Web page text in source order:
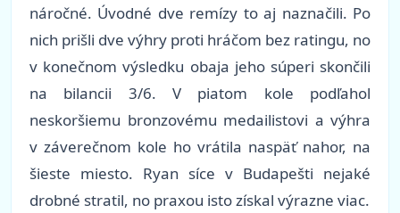
náročné. Úvodné dve remízy to aj naznačili. Po
nich prišli dve výhry proti hráčom bez ratingu, no
v konečnom výsledku obaja jeho súperi skončili
na bilancii 3/6. V piatom kole podľahol
neskoršiemu bronzovému medailistovi a výhra
v záverečnom kole ho vrátila naspäť nahor, na
šieste miesto. Ryan síce v Budapešti nejaké
drobné stratil, no praxou isto získal výrazne viac.